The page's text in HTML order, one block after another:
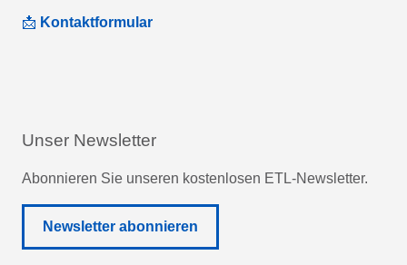
📩 Kontaktformular
Unser Newsletter
Abonnieren Sie unseren kostenlosen ETL-Newsletter.
Newsletter abonnieren